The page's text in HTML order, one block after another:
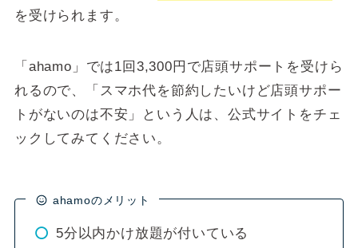
を受けられます。
「ahamo」では1回3,300円で店頭サポートを受けら
れるので、「スマホ代を節約したいけど店頭サポー
トがないのは不安」という人は、公式サイトをチェ
ックしてみてください。
ahamoのメリット
5分以内かけ放題が付いている